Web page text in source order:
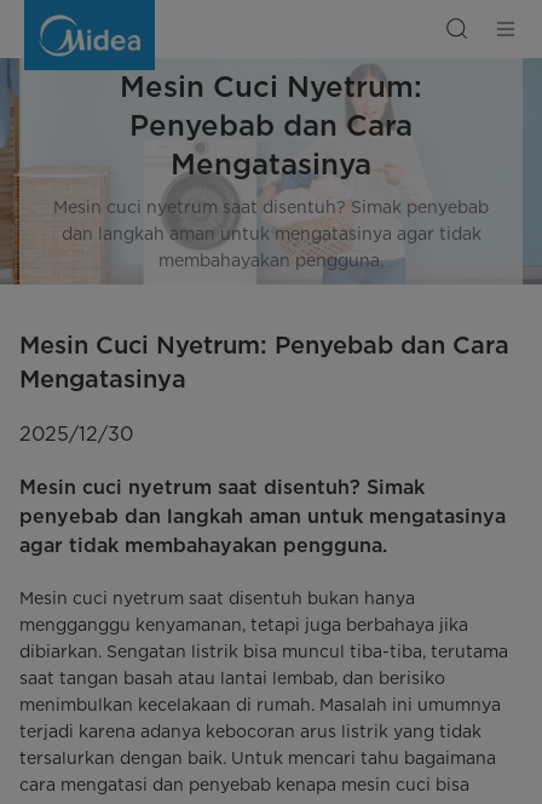
Nyetrum:
Penyebab
Mengatasinya
Mesin Cuci Nyetrum:
Penyebab dan Cara
Mengatasinya
Mesin cuci nyetrum saat disentuh? Simak penyebab
dan langkah aman untuk mengatasinya agar tidak
membahayakan pengguna.
Mesin Cuci Nyetrum: Penyebab dan Cara
Mengatasinya
Mesin cuci nyetrum saat disentuh? Simak
penyebab dan langkah aman untuk mengatasinya
agar tidak membahayakan pengguna.
2025/12/30
Mesin cuci nyetrum saat disentuh bukan hanya
mengganggu kenyamanan, tetapi juga berbahaya jika
dibiarkan. Sengatan listrik bisa muncul tiba-tiba, terutama
saat tangan basah atau lantai lembab, dan berisiko
menimbulkan kecelakaan di rumah. Masalah ini umumnya
terjadi karena adanya kebocoran arus listrik yang tidak
tersalurkan dengan baik. Untuk mencari tahu bagaimana
cara mengatasi dan penyebab kenapa mesin cuci bisa